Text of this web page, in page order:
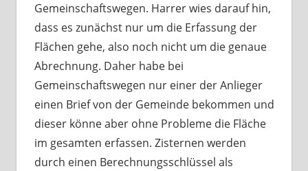
Gemeinschaftswegen. Harrer wies darauf hin,
dass es zunächst nur um die Erfassung der
Flächen gehe, also noch nicht um die genaue
Abrechnung. Daher habe bei
Gemeinschaftswegen nur einer der Anlieger
einen Brief von der Gemeinde bekommen und
dieser könne aber ohne Probleme die Fläche
im gesamten erfassen. Zisternen werden
durch einen Berechnungsschlüssel als